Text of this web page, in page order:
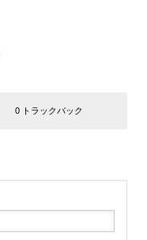
0 トラックバック